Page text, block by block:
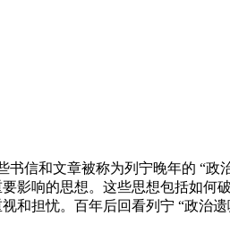
信和文章被称为列宁晚年的 “
响的思想。这些思想包括如何
担忧。百年后回看列宁 “政治